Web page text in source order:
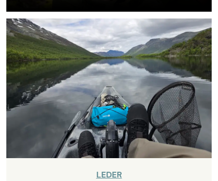
LEDER